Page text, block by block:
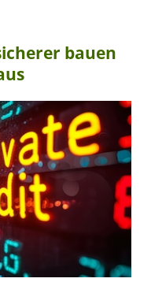
bauen